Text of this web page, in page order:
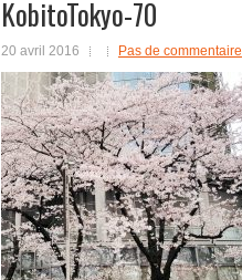
KobitoTokyo-70
20 avril 2016 Pas de commentaire